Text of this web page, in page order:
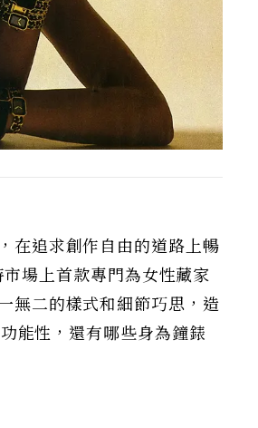
在追求創作自由的道路上暢
市場上首款專門為女性藏家
無二的樣式和細節巧思，造
能性，還有哪些身為鐘錶